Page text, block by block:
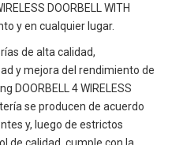
DOORBELL WITH
y en cualquier lugar.
de alta calidad,
y mejora del rendimiento de
DOORBELL 4 WIRELESS
se producen de acuerdo
y, luego de estrictos